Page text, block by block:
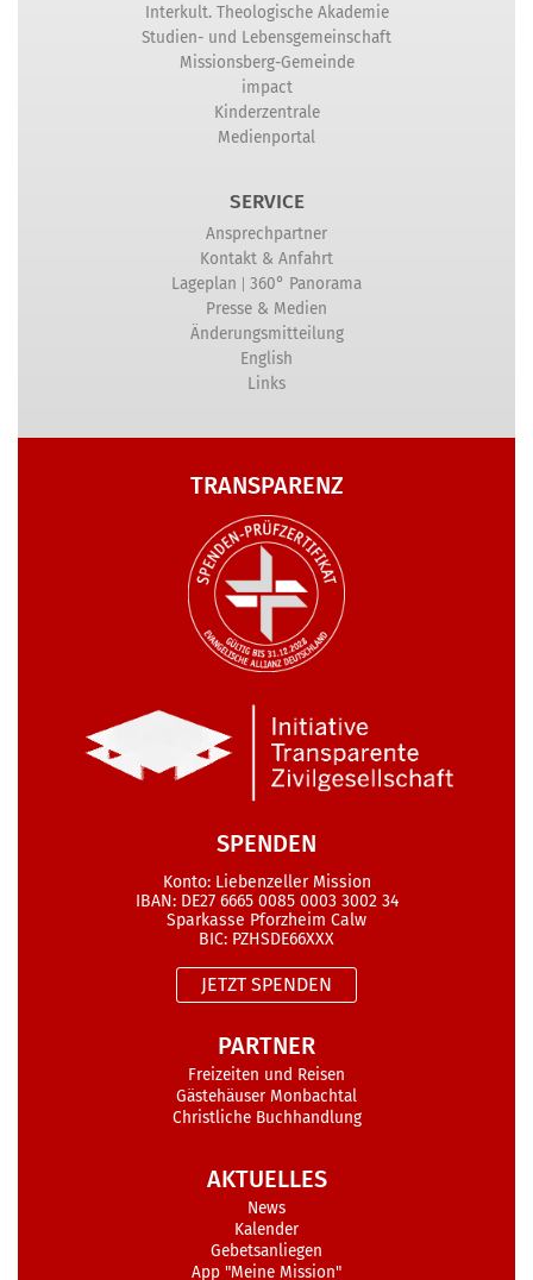
Interkult. Theologische Akademie
Studien- und Lebensgemeinschaft
Missionsberg-Gemeinde
impact
Kinderzentrale
Medienportal
SERVICE
Ansprechpartner
Kontakt & Anfahrt
Lageplan | 360° Panorama
Presse & Medien
Änderungsmitteilung
English
Links
TRANSPARENZ
SPENDEN
Konto: Liebenzeller Mission
IBAN: DE27 6665 0085 0003 3002 34
Sparkasse Pforzheim Calw
BIC: PZHSDE66XXX
JETZT SPENDEN
PARTNER
Freizeiten und Reisen
Gästehäuser Monbachtal
Christliche Buchhandlung
AKTUELLES
News
Kalender
Gebetsanliegen
App "Meine Mission"